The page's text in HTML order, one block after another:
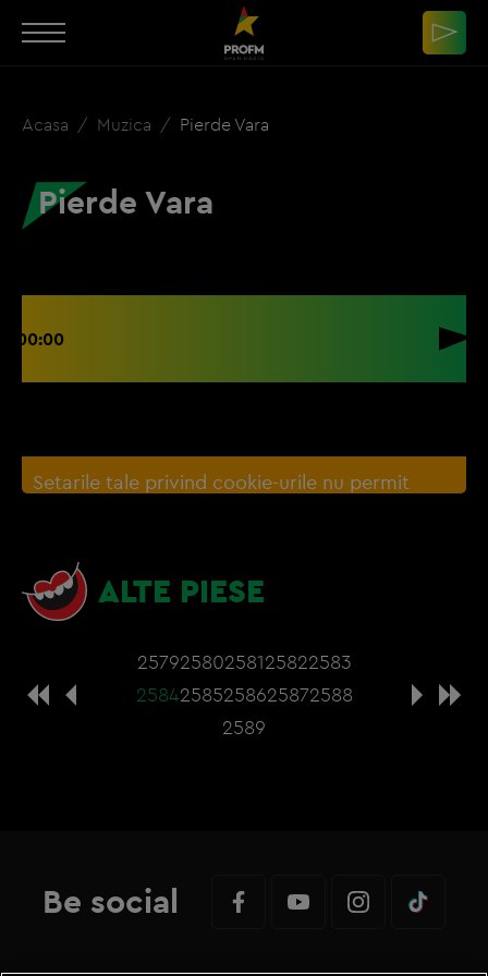
Acasa Muzica Pierde Vara
Pierde Vara
00:00
Setarile tale privind cookie-urile nu permit
browser sau de
nevoie sa accepti cookie-urile social media
ALTE PIESE
25792580258125822583
25842585258625872588
2589
Be social